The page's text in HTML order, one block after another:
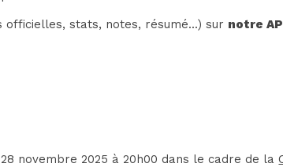
stats, notes, résumé...) sur notre
novembre 2025 à 20h00 dans le cadre de la